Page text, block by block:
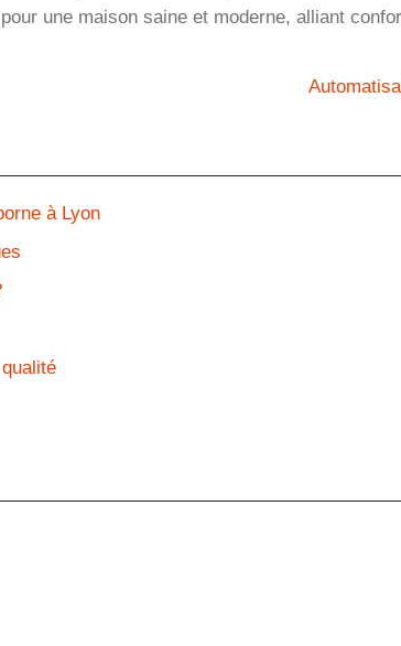
une maison saine et moderne, alliant
à Lyon